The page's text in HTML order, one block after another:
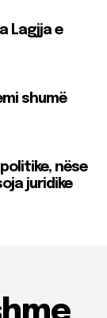
Lagjja e
shumë
nëse
juridike